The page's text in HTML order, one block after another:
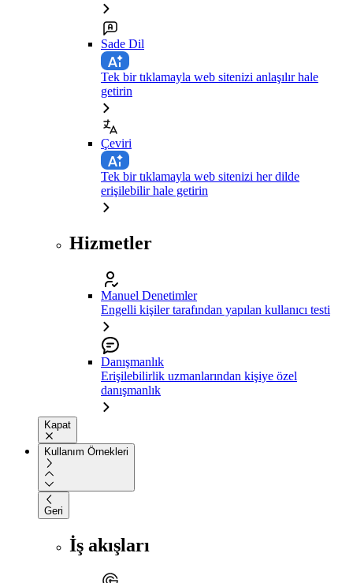
Sade Dil
Tek bir tıklamayla web sitenizi anlaşılır hale
getirin
Çeviri
Tek bir tıklamayla web sitenizi her dilde
erişilebilir hale getirin
Hizmetler
Manuel Denetimler
Engelli kişiler tarafından yapılan kullanıcı testi
Danışmanlık
Erişilebilirlik uzmanlarından kişiye özel
danışmanlık
Kapat
Kullanım Örnekleri
Geri
İş akışları